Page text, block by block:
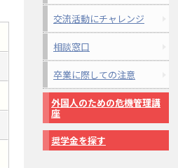
交流活動にチャレンジ
相談窓口
卒業に際しての注意
外国人のための危機管理講
座
奨学金を探す